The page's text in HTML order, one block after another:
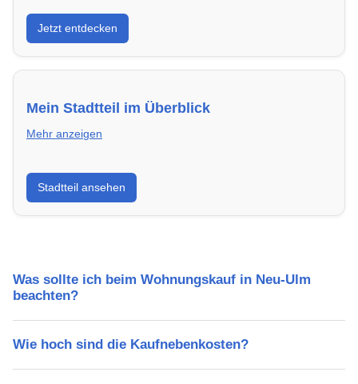
Entdecke Neubauprojekte in Neu-Ulm – modern,
energieeffizient und sofort bezugsfertig.
Jetzt entdecken
Mein Stadtteil im Überblick
Mehr anzeigen
Erfahre mehr über deinen Stadtteil in Neu-Ulm:
Lebensqualität, Verkehrsanbindung, Schulen,
Freizeitmöglichkeiten und Mietpreise.
Stadtteil ansehen
Was sollte ich beim Wohnungskauf in Neu-Ulm
beachten?
Wie hoch sind die Kaufnebenkosten?